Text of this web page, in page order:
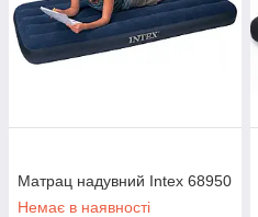
Матрац надувний Intex 68950
Немає в наявності